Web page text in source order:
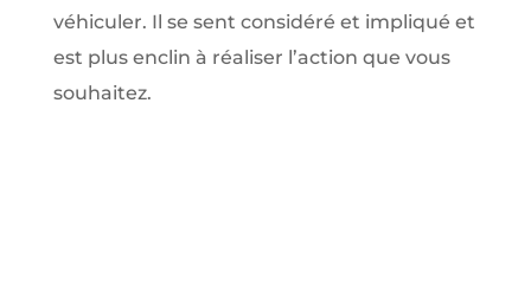
véhiculer. Il se sent considéré et impliqué et
est plus enclin à réaliser l’action que vous
souhaitez.